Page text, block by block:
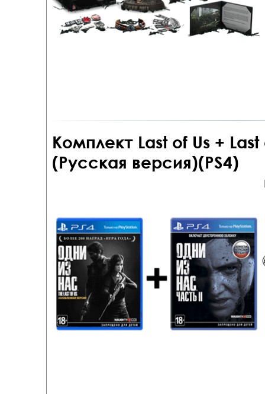
Комплект Last of Us + Last
(Русская версия)(PS4)